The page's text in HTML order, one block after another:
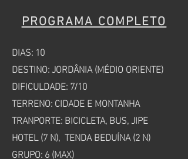
PROGRAMA COMPLETO
DIAS: 10
DESTINO: JORDÂNIA (MÉDIO ORIENTE)
DIFICULDADE: 7/10
TERRENO: CIDADE E MONTANHA
TRANPORTE: BICICLETA, BUS, JIPE
HOTEL (7 N), TENDA BEDUÍNA (2 N)
GRUPO: 6 (MAX)